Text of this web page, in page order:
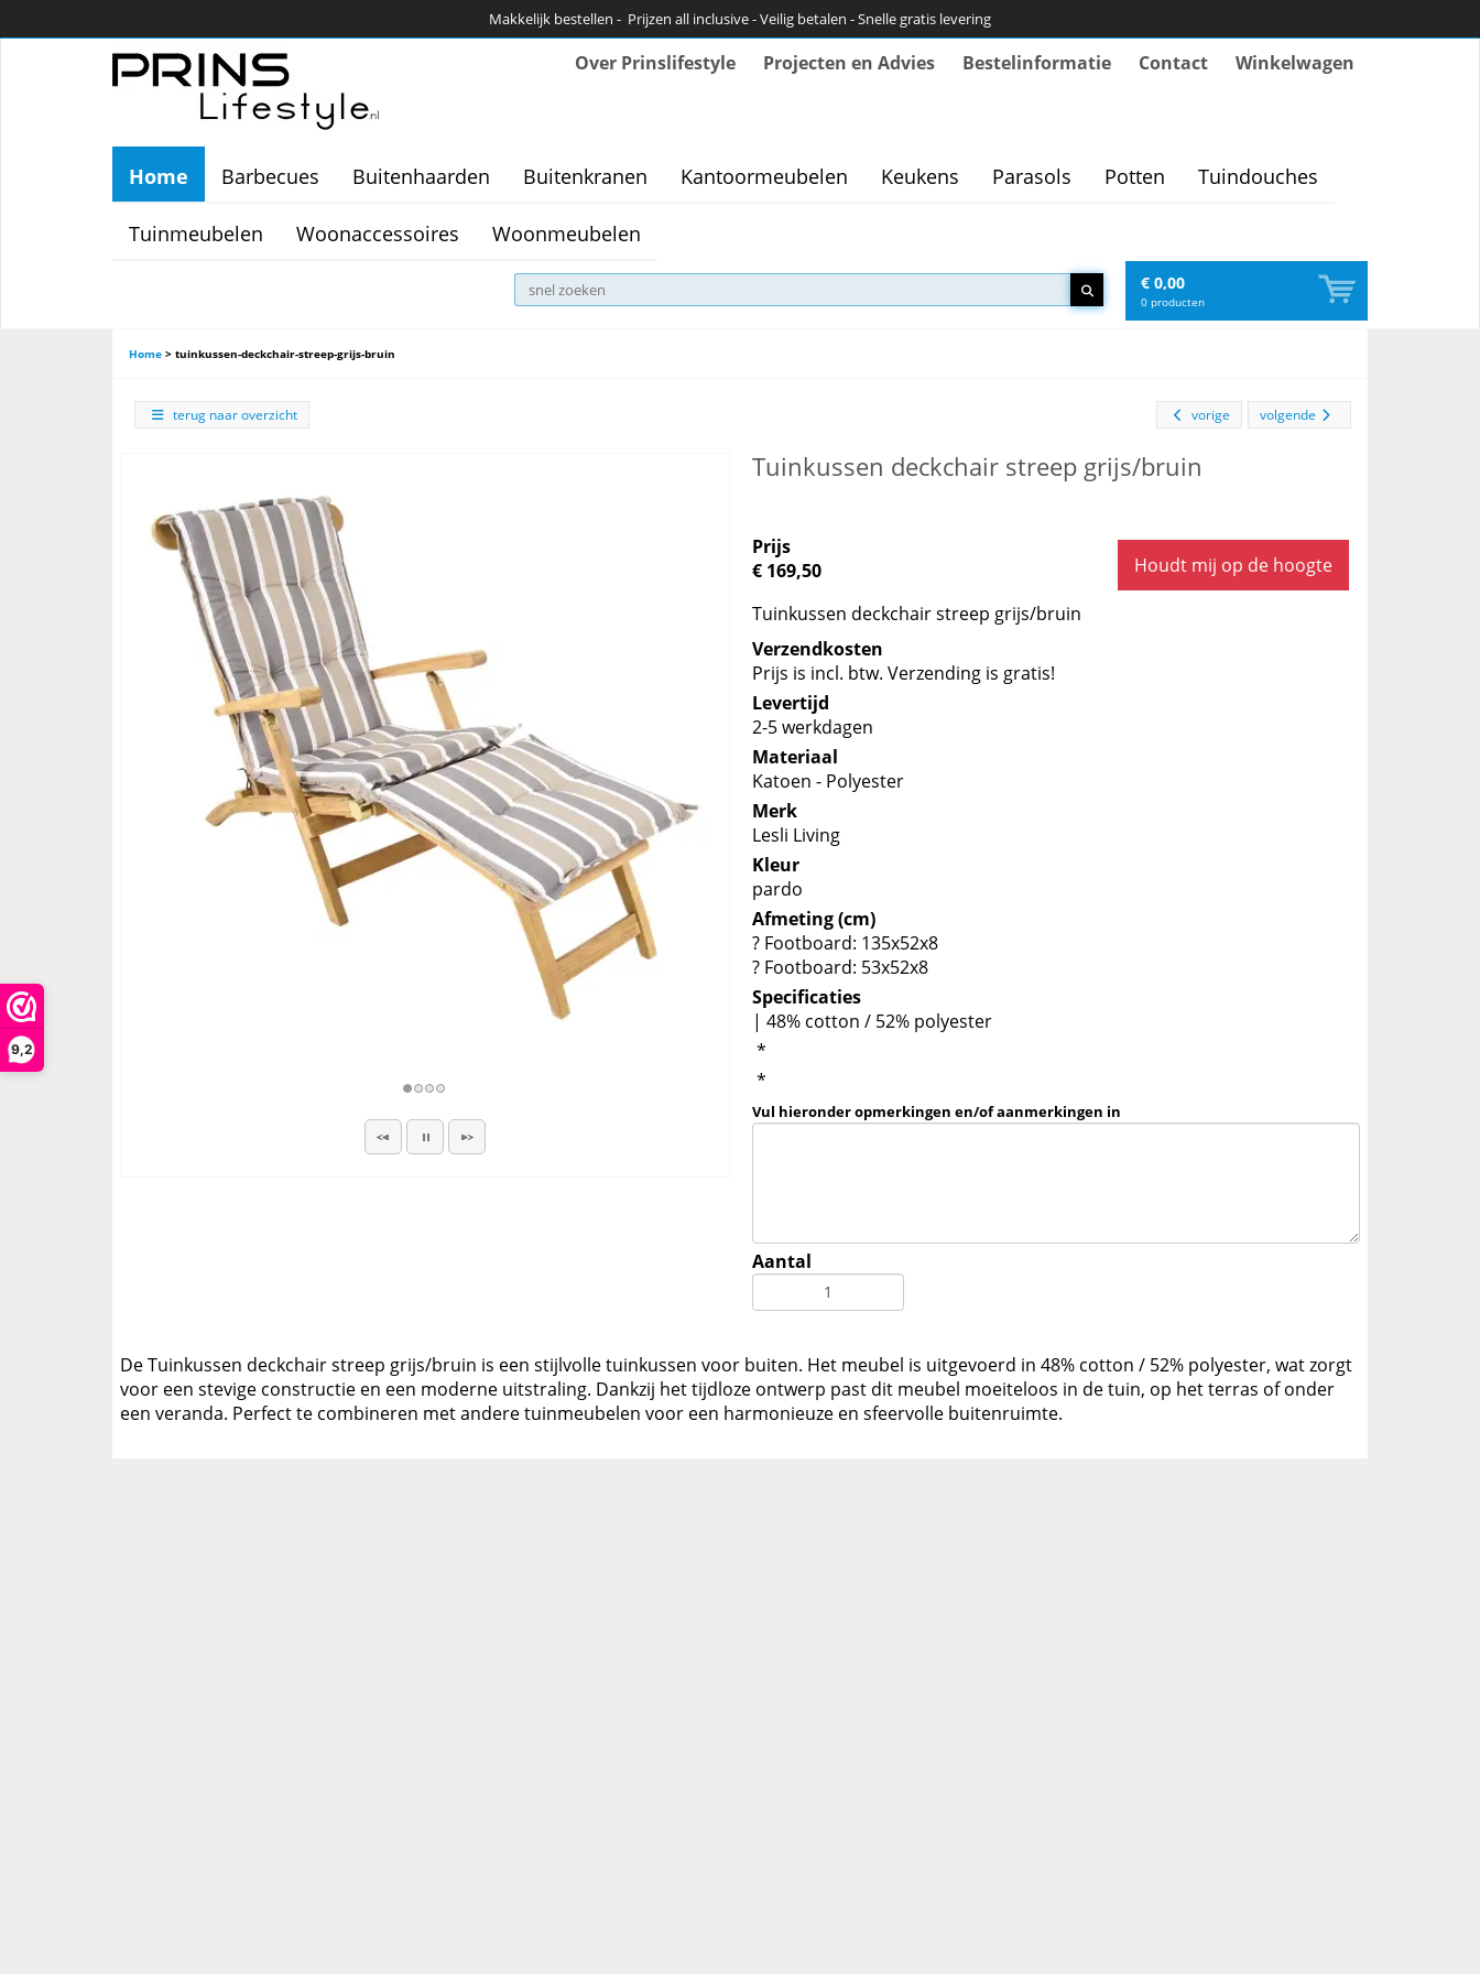
9,2
Makkelijk bestellen - Prijzen all inclusive - Veilig betalen - Snelle gratis levering
Over Prinslifestyle Projecten en Advies Bestelinformatie Contact Winkelwagen
Home Barbecues Buitenhaarden Buitenkranen Kantoormeubelen Keukens Parasols Potten Tuindouches
Tuinmeubelen Woonaccessoires Woonmeubelen
€ 0,00
0 producten
Home > tuinkussen-deckchair-streep-grijs-bruin
terug naar overzicht volgende
vorige
Tuinkussen deckchair streep grijs/bruin
Prijs
€ 169,50
Houdt mij op de hoogte
Tuinkussen deckchair streep grijs/bruin
Verzendkosten
Prijs is incl. btw. Verzending is gratis!
Levertijd
2-5 werkdagen
Materiaal
Katoen - Polyester
Merk
Lesli Living
Kleur
pardo
Afmeting (cm)
? Footboard: 135x52x8
? Footboard: 53x52x8
Specificaties
| 48% cotton / 52% polyester
*
*
Vul hieronder opmerkingen en/of aanmerkingen in
Aantal
De Tuinkussen deckchair streep grijs/bruin is een stijlvolle tuinkussen voor buiten. Het meubel is uitgevoerd in 48% cotton / 52% polyester, wat zorgt
voor een stevige constructie en een moderne uitstraling. Dankzij het tijdloze ontwerp past dit meubel moeiteloos in de tuin, op het terras of onder
een veranda. Perfect te combineren met andere tuinmeubelen voor een harmonieuze en sfeervolle buitenruimte.